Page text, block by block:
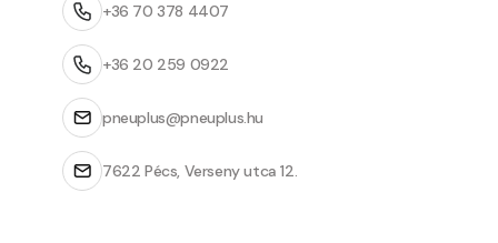
+36 70 378 4407
+36 20 259 0922
pneuplus@pneuplus.hu
7622 Pécs, Verseny utca 12.